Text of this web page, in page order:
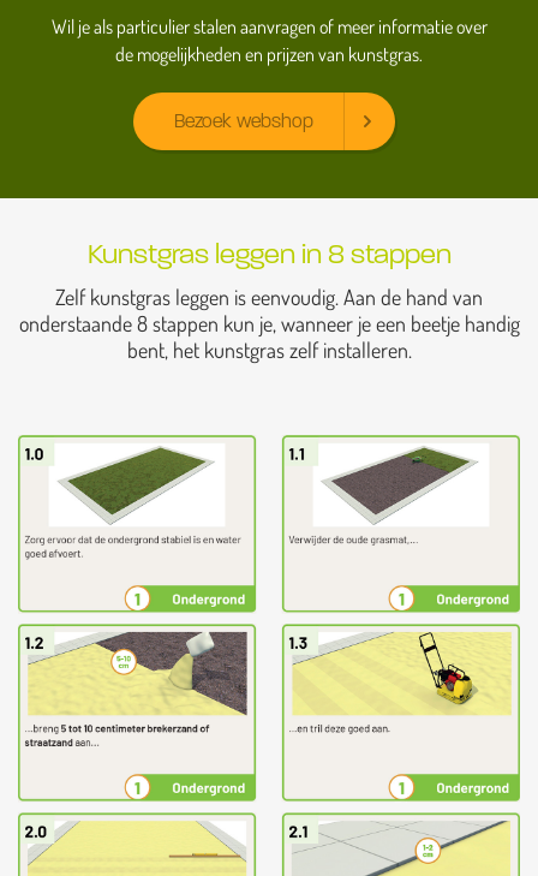
Wil je als particulier stalen aanvragen of meer informatie over
de mogelijkheden en prijzen van kunstgras.
Bezoek webshop
Kunstgras leggen in 8 stappen
Zelf kunstgras leggen is eenvoudig. Aan de hand van
onderstaande 8 stappen kun je, wanneer je een beetje handig
bent, het kunstgras zelf installeren.